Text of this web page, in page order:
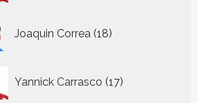
Joaquin Correa 18
producten
Yannick Carrasco 17
producten